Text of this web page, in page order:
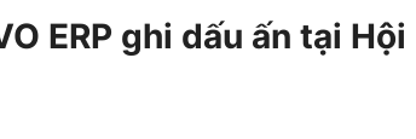
ERP ghi dấu ấn tại Hội